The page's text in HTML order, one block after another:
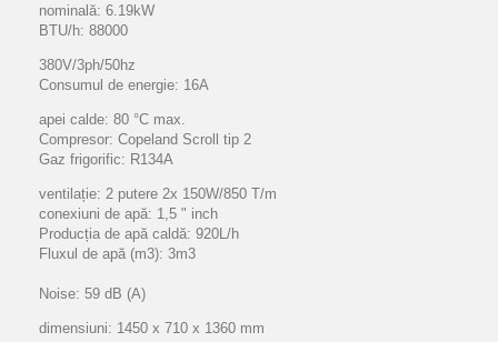
nominală: 6.19kW
BTU/h: 88000
380V/3ph/50hz
Consumul de energie: 16A
apei calde: 80 °C max.
Compresor: Copeland Scroll tip 2
Gaz frigorific: R134A
ventilație: 2 putere 2x 150W/850 T/m
conexiuni de apă: 1,5 " inch
Producția de apă caldă: 920L/h
Fluxul de apă (m3): 3m3
Noise: 59 dB (A)
dimensiuni: 1450 x 710 x 1360 mm